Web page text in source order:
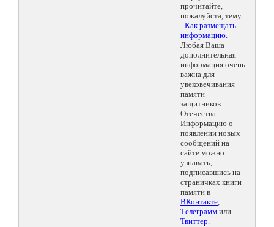
прочитайте,
пожалуйста, тему
- Как размещать
информацию.
Любая Ваша
дополнительная
информация очень
важна для
увековечивания
памяти
защитников
Отечества.
Информацию о
появлении новых
сообщений на
сайте можно
узнавать,
подписавшись на
страничках книги
памяти в
ВКонтакте,
Телеграмм или
Твиттер.